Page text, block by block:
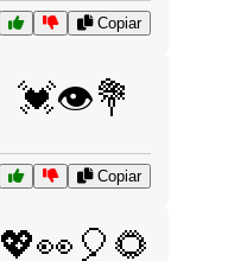
Copiar
💓👁️💐
Copiar
💖👀🎈🌻